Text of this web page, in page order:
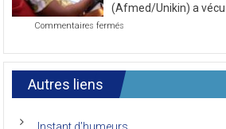
(Afmed/Unikin) a vécu
Commentaires fermés
congrès
international
anciens
la
Autres liens